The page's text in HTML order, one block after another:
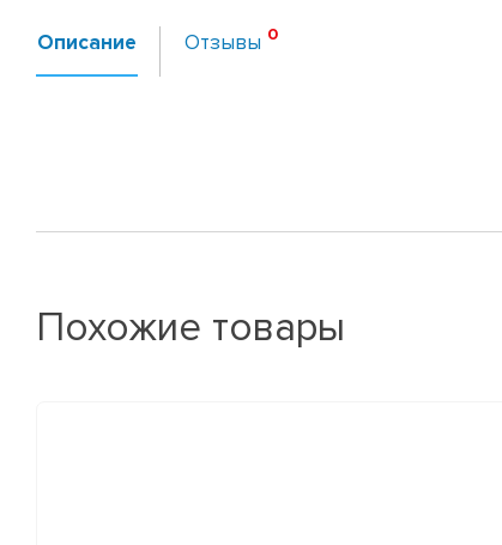
Описание Отзывы
Похожие товары